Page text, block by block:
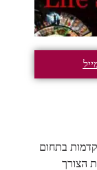
בתחום
הצורך